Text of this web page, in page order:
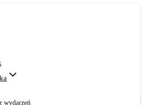
wydarzeń